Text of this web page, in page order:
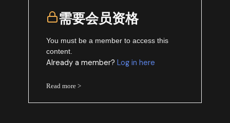
需要会员资格
You must be a member to access this
content.
Already a member?Log in here
Read more >